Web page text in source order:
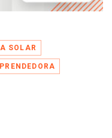
SOLAR